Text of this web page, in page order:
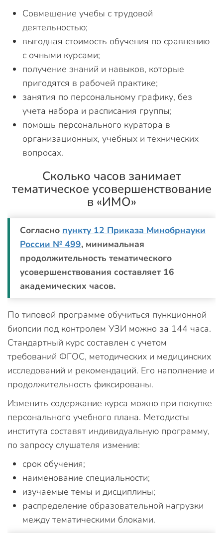
Совмещение учебы с трудовой
деятельностью;
выгодная стоимость обучения по сравнению
с очными курсами;
получение знаний и навыков, которые
пригодятся в рабочей практике;
занятия по персональному графику, без
учета набора и расписания группы;
помощь персонального куратора в
организационных, учебных и технических
вопросах.
Сколько часов занимает
тематическое усовершенствование
в «ИМО»
Согласно пункту 12 Приказа Минобрнауки
России № 499, минимальная
продолжительность тематического
усовершенствования составляет 16
академических часов.
По типовой программе обучиться пункционной
биопсии под контролем УЗИ можно за 144 часа.
Стандартный курс составлен с учетом
требований ФГОС, методических и медицинских
исследований и рекомендаций. Его наполнение и
продолжительность фиксированы.
Изменить содержание курса можно при покупке
персонального учебного плана. Методисты
института составят индивидуальную программу,
по запросу слушателя изменив:
срок обучения;
наименование специальности;
изучаемые темы и дисциплины;
распределение образовательной нагрузки
между тематическими блоками.